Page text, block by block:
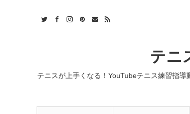
テニ
テニスが上手くなる！YouTubeテニス練習指